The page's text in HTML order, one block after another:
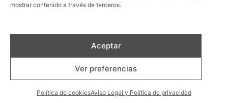
mostrar contenido a través de terceros.
Aceptar
Ver preferencias
Política de cookiesAviso Legal y Política de privacidad
Aviso Legal y Política de privacidad
Política de cookies
Sitemap
Diseño Verbena